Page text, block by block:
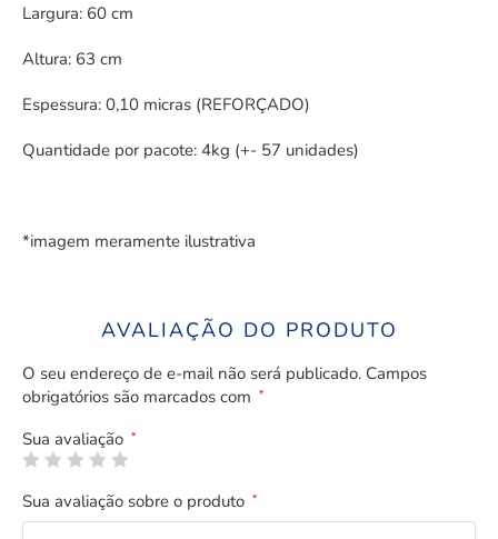
Largura: 60 cm
Altura: 63 cm
Espessura: 0,10 micras (REFORÇADO)
Quantidade por pacote: 4kg (+- 57 unidades)
*imagem meramente ilustrativa
AVALIAÇÃO DO PRODUTO
O seu endereço de e-mail não será publicado. Campos
obrigatórios são marcados com *
Sua avaliação *
Sua avaliação sobre o produto *